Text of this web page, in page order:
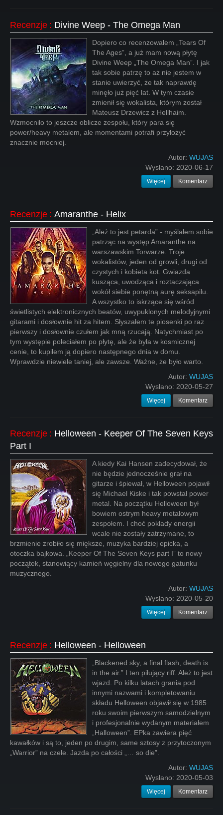
Recenzje : Divine Weep - The Omega Man
Dopiero co recenzowałem „Tears Of
The Ages”, a już mam nową płytę
Divine Weep „The Omega Man”. I jak
tak sobie patrzę to aż nie jestem w
stanie uwierzyć, że tak naprawdę
minęło już pięć lat. W tym czasie
zmienił się wokalista, którym został
Mateusz Drzewicz z Hellhaim.
Wzmocniło to jeszcze oblicze zespołu, który para się
power/heavy metalem, ale momentami potrafi przyłożyć
znacznie mocniej.
Autor: WUJAS
Wysłano: 2020-06-17
Więcej Komentarz
Recenzje : Amaranthe - Helix
„Ależ to jest petarda” - myślałem sobie
patrząc na występ Amaranthe na
warszawskim Torwarze. Troje
wokalistów, jeden od growli, drugi od
czystych i kobieta kot. Gwiazda
kusząca, uwodząca i roztaczająca
wokół siebie ponętną aurę seksapilu.
A wszystko to iskrzące się wśród
świetlistych elektronicznych beatów, uwypuklonych melodyjnymi
gitarami i dosłownie hit za hitem. Słyszałem te piosenki po raz
pierwszy i dosłownie czułem jak mną rzucają. Natychmiast po
tym występie poleciałem po płytę, ale że była w kosmicznej
cenie, to kupiłem ją dopiero następnego dnia w domu.
Wprawdzie niewiele taniej, ale zawsze. Ważne, że było warto.
Autor: WUJAS
Wysłano: 2020-05-27
Więcej Komentarz
Recenzje : Helloween - Keeper Of The Seven Keys
Part I
A kiedy Kai Hansen zadecydował, że
nie będzie jednocześnie grał na
gitarze i śpiewał, w Helloween pojawił
się Michael Kiske i tak powstał power
metal. Na początku Helloween był
bowiem ostrym heavy metalowym
zespołem. I choć pokłady energii
wcale nie zostały zatrzymane, to
brzmienie zrobiło się miększe, muzyka bardziej epicka, a
otoczka bajkowa. „Keeper Of The Seven Keys part I” to nowy
początek, stanowiący kamień węgielny dla nowego gatunku
muzycznego.
Autor: WUJAS
Wysłano: 2020-05-20
Więcej Komentarz
Recenzje : Helloween - Helloween
„Blackened sky, a final flash, death is
in the air.” I ten piłujący riff. Ależ to jest
wjazd. Po kilku latach grania pod
innymi nazwami i kompletowaniu
składu Helloween objawił się w 1985
roku swoim pierwszym samodzielnym
i profesjonalnie wydanym materiałem
„Halloween”. EPka zawiera pięć
kawałków i są to, jeden po drugim, same sztosy z przytoczonym
„Warrior” na czele. Jazda po całości „… so die”.
Autor: WUJAS
Wysłano: 2020-05-03
Więcej Komentarz